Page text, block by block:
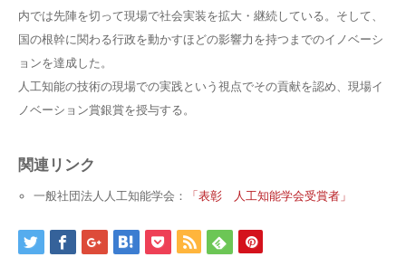
内では先陣を切って現場で社会実装を拡⼤・継続している。そして、
国の根幹に関わる⾏政を動かすほどの影響⼒を持つまでのイノベーシ
ョンを達成した。
人工知能の技術の現場での実践という視点でその貢献を認め、現場イ
ノベーション賞銀賞を授与する。
関連リンク
一般社団法人人工知能学会： 「表彰 人工知能学会受賞者」